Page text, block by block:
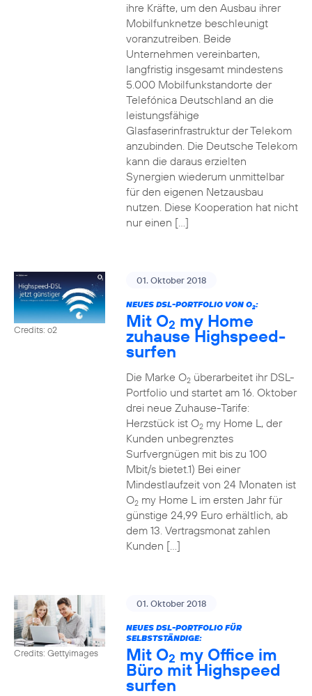
ihre Kräfte, um den Ausbau ihrer
Mobilfunknetze beschleunigt
voranzutreiben. Beide
Unternehmen vereinbarten,
langfristig insgesamt mindestens
5.000 Mobilfunkstandorte der
Telefónica Deutschland an die
leistungsfähige
Glasfaserinfrastruktur der Telekom
anzubinden. Die Deutsche Telekom
kann die daraus erzielten
Synergien wiederum unmittelbar
für den eigenen Netzausbau
nutzen. Diese Kooperation hat nicht
nur einen […]
Credits: o2
01. Oktober 2018
NEUES DSL-PORTFOLIO VON O2:
Mit O2 my Home
zuhause Highspeed-
surfen
Die Marke O2überarbeitet ihr DSL-
Portfolio und startet am 16. Oktober
drei neue Zuhause-Tarife:
Herzstück ist O2my Home L, der
Kunden unbegrenztes
Surfvergnügen mit bis zu 100
Mbit/s bietet.1) Bei einer
Mindestlaufzeit von 24 Monaten ist
O2my Home L im ersten Jahr für
günstige 24,99 Euro erhältlich, ab
dem 13. Vertragsmonat zahlen
Kunden […]
Credits: Gettyimages
01. Oktober 2018
NEUES DSL-PORTFOLIO FÜR
SELBSTSTÄNDIGE:
Mit O2 my Office im
Büro mit Highspeed
surfen